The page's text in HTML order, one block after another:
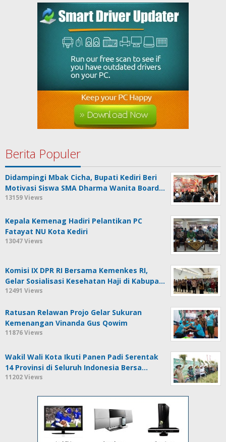
Berita Populer
Didampingi Mbak Cicha, Bupati Kediri Beri
Motivasi Siswa SMA Dharma Wanita Board…
13159 Views
Kepala Kemenag Hadiri Pelantikan PC
Fatayat NU Kota Kediri
13047 Views
Komisi IX DPR RI Bersama Kemenkes RI,
Gelar Sosialisasi Kesehatan Haji di Kabupa…
12491 Views
Ratusan Relawan Projo Gelar Sukuran
Kemenangan Vinanda Gus Qowim
11876 Views
Wakil Wali Kota Ikuti Panen Padi Serentak
14 Provinsi di Seluruh Indonesia Bersa…
11202 Views